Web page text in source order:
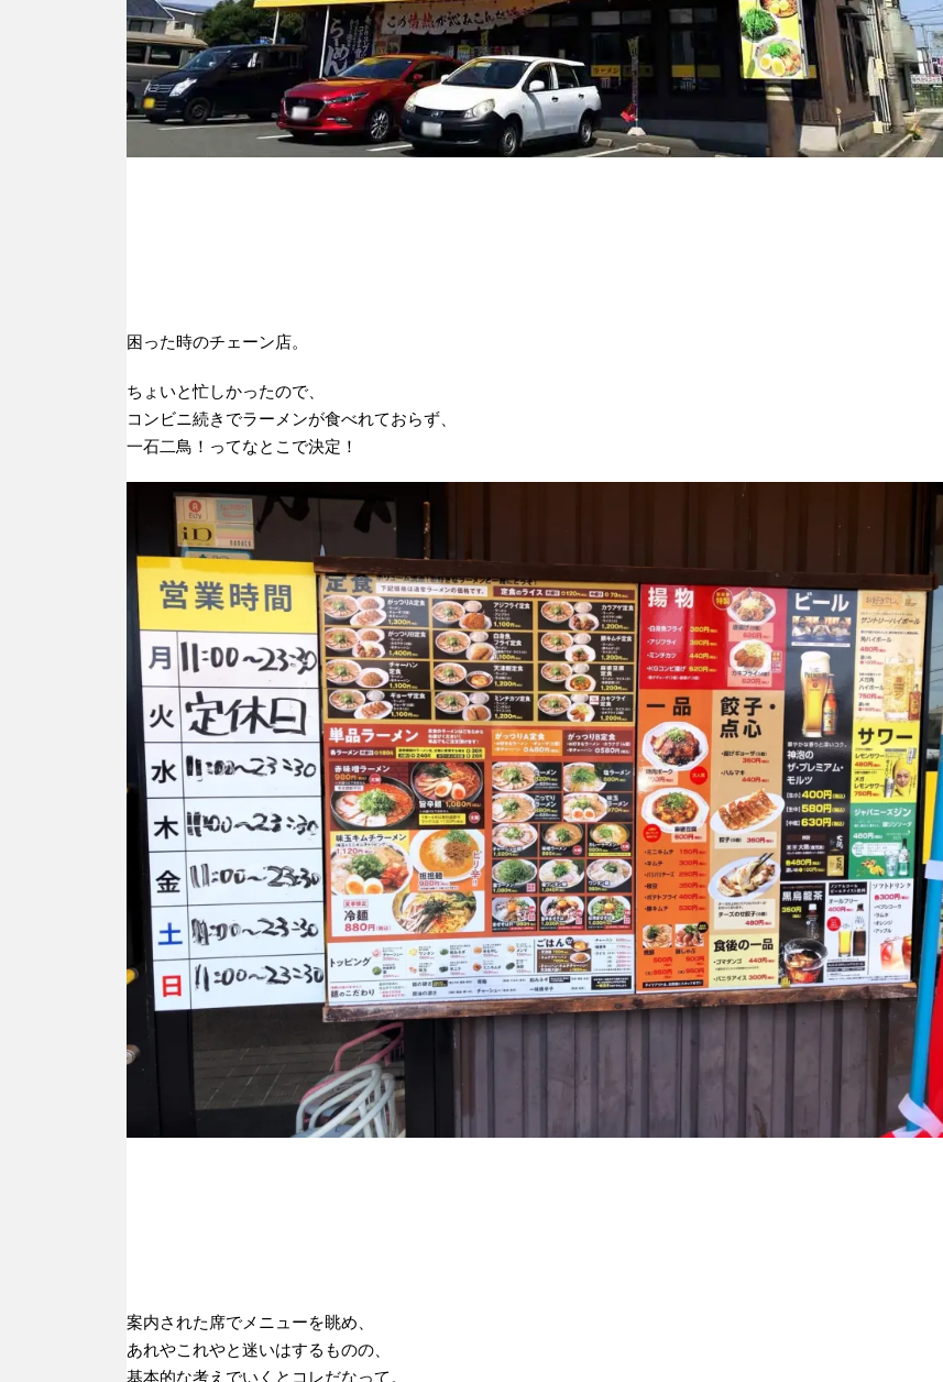
困った時のチェーン店。
ちょいと忙しかったので、
コンビニ続きでラーメンが食べれておらず、
一石二鳥！ってなとこで決定！
案内された席でメニューを眺め、
あれやこれやと迷いはするものの、
基本的な考えでいくとコレだなって。